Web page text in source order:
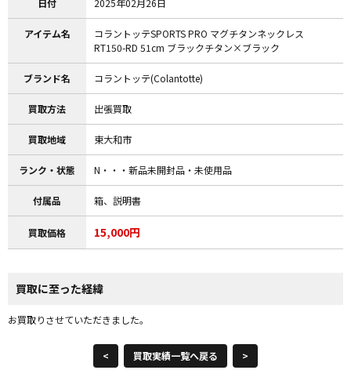
日付 2025年02月26日
アイテム名
コラントッテSPORTS PRO マグチタンネックレス
RT150-RD 51cm ブラックチタン×ブラック
ブランド名 コラントッテ(Colantotte)
買取方法 出張買取
買取地域 東大和市
ランク・状態 N・・・新品未開封品・未使用品
付属品 箱、説明書
買取価格 15,000円
買取に至った経緯
お買取りさせていただきました。
< 買取実績一覧へ戻る >